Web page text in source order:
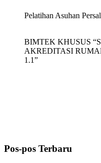
Pelatihan Asuhan
BIMTEK KHUSUS
AKREDITASI
1.1”
Pos-pos Terbaru